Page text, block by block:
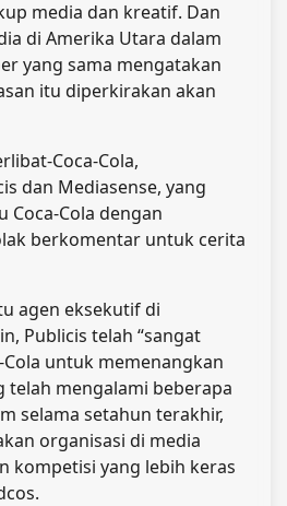
media dan kreatif. Dan
di Amerika Utara dalam
yang sama mengatakan
itu diperkirakan akan
Coca-Cola,
dan Mediasense, yang
Cola dengan
berkomentar untuk cerita
agen eksekutif di
Publicis telah “sangat
Cola untuk memenangkan
telah mengalami beberapa
selama setahun terakhir,
organisasi di media
kompetisi yang lebih keras